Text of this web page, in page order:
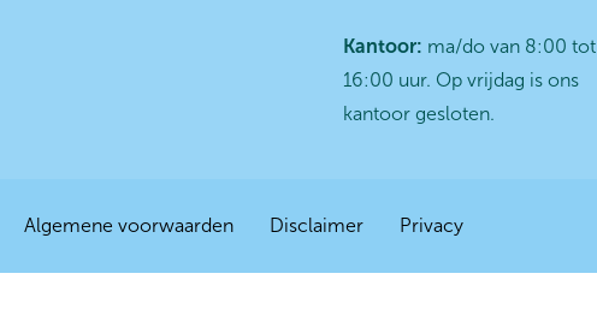
Kantoor: ma/do van 8:00 tot
16:00 uur. Op vrijdag is ons
kantoor gesloten.
Algemene voorwaarden Disclaimer Privacy